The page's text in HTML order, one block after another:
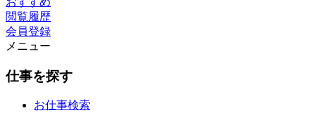
閲覧履歴
会員登録
メニュー
仕事を探す
お仕事検索